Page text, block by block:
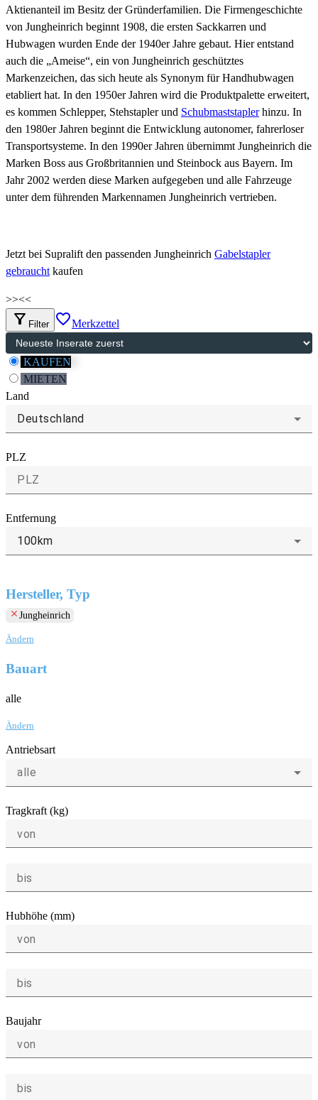
Aktienanteil im Besitz der Gründerfamilien. Die Firmengeschichte
von Jungheinrich beginnt 1908, die ersten Sackkarren und
Hubwagen wurden Ende der 1940er Jahre gebaut. Hier entstand
auch die „Ameise“, ein von Jungheinrich geschütztes
Markenzeichen, das sich heute als Synonym für Handhubwagen
etabliert hat. In den 1950er Jahren wird die Produktpalette erweitert,
es kommen Schlepper, Stehstapler und Schubmaststaplerhinzu. In
den 1980er Jahren beginnt die Entwicklung autonomer, fahrerloser
Transportsysteme. In den 1990er Jahren übernimmt Jungheinrich die
Marken Boss aus Großbritannien und Steinbock aus Bayern. Im
Jahr 2002 werden diese Marken aufgegeben und alle Fahrzeuge
unter dem führenden Markennamen Jungheinrich vertrieben.
Jetzt bei Supralift den passenden Jungheinrich Gabelstapler
gebraucht kaufen
>><<
filter_alt Filter favorite_borderMerkzettel
KAUFEN
MIETEN
Land
Deutschland
PLZ
Entfernung
100km
Hersteller, Typ
clear Jungheinrich
Ändern
Bauart
alle
Ändern
Antriebsart
alle
Tragkraft (kg)
von
bis
Hubhöhe (mm)
von
bis
Baujahr
von
bis